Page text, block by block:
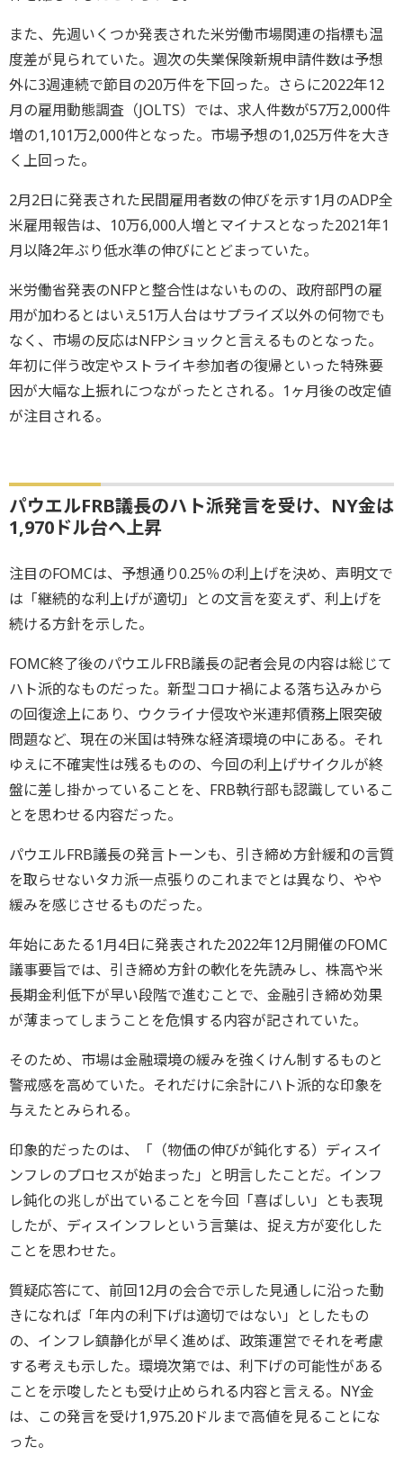
また、先週いくつか発表された米労働市場関連の指標も温
度差が見られていた。週次の失業保険新規申請件数は予想
外に3週連続で節目の20万件を下回った。さらに2022年12
月の雇用動態調査（JOLTS）では、求人件数が57万2,000件
増の1,101万2,000件となった。市場予想の1,025万件を大き
く上回った。
2月2日に発表された民間雇用者数の伸びを示す1月のADP全
米雇用報告は、10万6,000人増とマイナスとなった2021年1
月以降2年ぶり低水準の伸びにとどまっていた。
米労働省発表のNFPと整合性はないものの、政府部門の雇
用が加わるとはいえ51万人台はサプライズ以外の何物でも
なく、市場の反応はNFPショックと言えるものとなった。
年初に伴う改定やストライキ参加者の復帰といった特殊要
因が大幅な上振れにつながったとされる。1ヶ月後の改定値
が注目される。
パウエルFRB議長のハト派発言を受け、NY金は
1,970ドル台へ上昇
注目のFOMCは、予想通り0.25％の利上げを決め、声明文で
は「継続的な利上げが適切」との文言を変えず、利上げを
続ける方針を示した。
FOMC終了後のパウエルFRB議長の記者会見の内容は総じて
ハト派的なものだった。新型コロナ禍による落ち込みから
の回復途上にあり、ウクライナ侵攻や米連邦債務上限突破
問題など、現在の米国は特殊な経済環境の中にある。それ
ゆえに不確実性は残るものの、今回の利上げサイクルが終
盤に差し掛かっていることを、FRB執行部も認識しているこ
とを思わせる内容だった。
パウエルFRB議長の発言トーンも、引き締め方針緩和の言質
を取らせないタカ派一点張りのこれまでとは異なり、やや
緩みを感じさせるものだった。
年始にあたる1月4日に発表された2022年12月開催のFOMC
議事要旨では、引き締め方針の軟化を先読みし、株高や米
長期金利低下が早い段階で進むことで、金融引き締め効果
が薄まってしまうことを危惧する内容が記されていた。
そのため、市場は金融環境の緩みを強くけん制するものと
警戒感を高めていた。それだけに余計にハト派的な印象を
与えたとみられる。
印象的だったのは、「（物価の伸びが鈍化する）ディスイ
ンフレのプロセスが始まった」と明言したことだ。インフ
レ鈍化の兆しが出ていることを今回「喜ばしい」とも表現
したが、ディスインフレという言葉は、捉え方が変化した
ことを思わせた。
質疑応答にて、前回12月の会合で示した見通しに沿った動
きになれば「年内の利下げは適切ではない」としたもの
の、インフレ鎮静化が早く進めば、政策運営でそれを考慮
する考えも示した。環境次第では、利下げの可能性がある
ことを示唆したとも受け止められる内容と言える。NY金
は、この発言を受け1,975.20ドルまで高値を見ることにな
った。